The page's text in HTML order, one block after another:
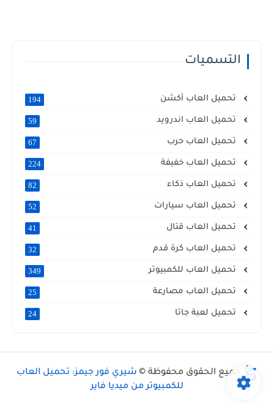
التسميات
تحميل العاب أكشن 194
تحميل العاب اندرويد 59
تحميل العاب حرب 67
تحميل العاب خفيفة 224
تحميل العاب ذكاء 82
تحميل العاب سيارات 52
تحميل العاب قتال 41
تحميل العاب كرة قدم 32
تحميل العاب للكمبيوتر 349
تحميل العاب مصارعة 25
تحميل لعبة جاتا 24
جميع الحقوق محفوظة © شيري فور جيمز: تحميل العاب
للكمبيوتر من ميديا فاير